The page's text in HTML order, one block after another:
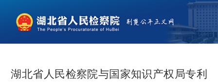
湖北省人民检察院与国家知识产权局专利